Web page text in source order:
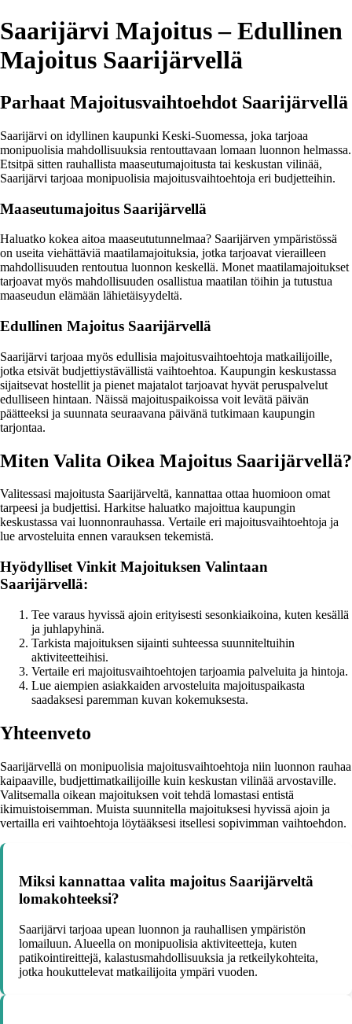
Saarijärvi Majoitus – Edullinen
Majoitus Saarijärvellä
Parhaat Majoitusvaihtoehdot Saarijärvellä
Saarijärvi on idyllinen kaupunki Keski-Suomessa, joka tarjoaa
monipuolisia mahdollisuuksia rentouttavaan lomaan luonnon helmassa.
Etsitpä sitten rauhallista maaseutumajoitusta tai keskustan vilinää,
Saarijärvi tarjoaa monipuolisia majoitusvaihtoehtoja eri budjetteihin.
Maaseutumajoitus Saarijärvellä
Haluatko kokea aitoa maaseututunnelmaa? Saarijärven ympäristössä
on useita viehättäviä maatilamajoituksia, jotka tarjoavat vierailleen
mahdollisuuden rentoutua luonnon keskellä. Monet maatilamajoitukset
tarjoavat myös mahdollisuuden osallistua maatilan töihin ja tutustua
maaseudun elämään lähietäisyydeltä.
Edullinen Majoitus Saarijärvellä
Saarijärvi tarjoaa myös edullisia majoitusvaihtoehtoja matkailijoille,
jotka etsivät budjettiystävällistä vaihtoehtoa. Kaupungin keskustassa
sijaitsevat hostellit ja pienet majatalot tarjoavat hyvät peruspalvelut
edulliseen hintaan. Näissä majoituspaikoissa voit levätä päivän
päätteeksi ja suunnata seuraavana päivänä tutkimaan kaupungin
tarjontaa.
Miten Valita Oikea Majoitus Saarijärvellä?
Valitessasi majoitusta Saarijärveltä, kannattaa ottaa huomioon omat
tarpeesi ja budjettisi. Harkitse haluatko majoittua kaupungin
keskustassa vai luonnonrauhassa. Vertaile eri majoitusvaihtoehtoja ja
lue arvosteluita ennen varauksen tekemistä.
Hyödylliset Vinkit Majoituksen Valintaan
Saarijärvellä:
Tee varaus hyvissä ajoin erityisesti sesonkiaikoina, kuten kesällä
ja juhlapyhinä.
Tarkista majoituksen sijainti suhteessa suunniteltuihin
aktiviteetteihisi.
Vertaile eri majoitusvaihtoehtojen tarjoamia palveluita ja hintoja.
Lue aiempien asiakkaiden arvosteluita majoituspaikasta
saadaksesi paremman kuvan kokemuksesta.
Yhteenveto
Saarijärvellä on monipuolisia majoitusvaihtoehtoja niin luonnon rauhaa
kaipaaville, budjettimatkailijoille kuin keskustan vilinää arvostaville.
Valitsemalla oikean majoituksen voit tehdä lomastasi entistä
ikimuistoisemman. Muista suunnitella majoituksesi hyvissä ajoin ja
vertailla eri vaihtoehtoja löytääksesi itsellesi sopivimman vaihtoehdon.
Miksi kannattaa valita majoitus Saarijärveltä
lomakohteeksi?
Saarijärvi tarjoaa upean luonnon ja rauhallisen ympäristön
lomailuun. Alueella on monipuolisia aktiviteetteja, kuten
patikointireittejä, kalastusmahdollisuuksia ja retkeilykohteita,
jotka houkuttelevat matkailijoita ympäri vuoden.